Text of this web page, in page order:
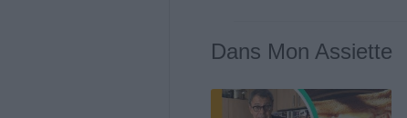
Dans Mon Assiette